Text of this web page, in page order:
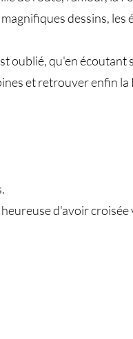
dessins,
oublié, qu'en écoutant
et retrouver enfin la
d'avoir